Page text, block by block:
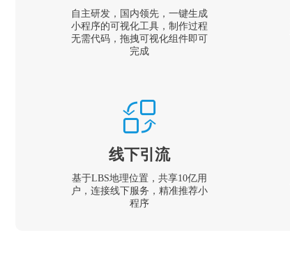
自主研发，国内领先，一键生成
小程序的可视化工具，制作过程
无需代码，拖拽可视化组件即可
完成
线下引流
基于LBS地理位置，共享10亿用
户，连接线下服务，精准推荐小
程序